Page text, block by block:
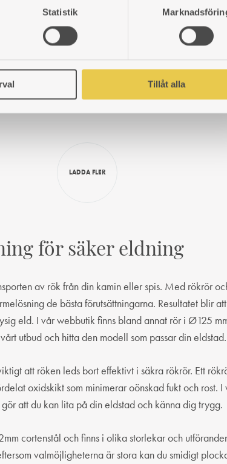
Statistik
Tillåt alla
LÄGG
TILL
ÖNSKELISTA
I
LADDA FLER
för säker eldning
av rök från din kamin eller spis. Med rökrör
de bästa förutsättningarna. Resultatet blir
eld. I vår webbutik finns bland annat rör i Ø125
utbud och hitta den modell som passar din eldstad.
att röken leds bort effektivt i säkra rökrör. Ett
oxidskikt som minimerar oönskad fukt och rost.
att du kan lita på din eldstad och känna dig trygg.
cortenstål och finns i olika storlekar och
valmöjligheterna är stora kan du smidigt